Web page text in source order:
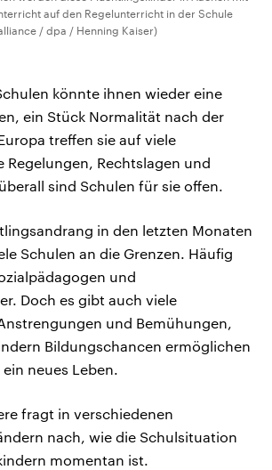
auf den Regelunterricht in der Schule
/ dpa / Henning Kaiser)
könnte ihnen wieder eine
ein Stück Normalität nach der
treffen sie auf viele
Regelungen, Rechtslagen und
sind Schulen für sie offen.
in den letzten Monaten
Schulen an die Grenzen. Häufig
und
Doch es gibt auch viele
und Bemühungen,
Bildungschancen ermöglichen
neues Leben.
fragt in verschiedenen
nach, wie die Schulsituation
momentan ist.